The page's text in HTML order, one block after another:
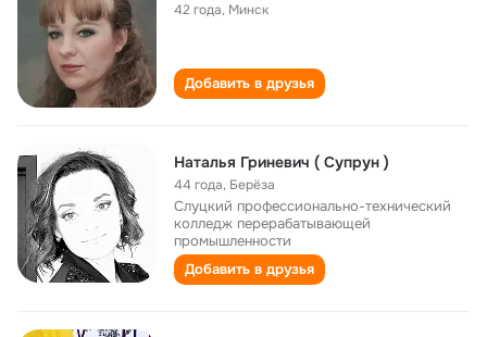
42 года, Минск
Добавить в друзья
Наталья Гриневич ( Супрун )
44 года, Берёза
Слуцкий профессионально-технический
колледж перерабатывающей
промышленности
Добавить в друзья